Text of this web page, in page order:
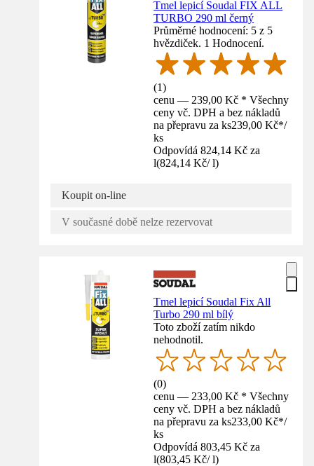
Tmel lepicí Soudal FIX ALL
TURBO 290 ml černý
Průměrné hodnocení: 5 z 5
hvězdiček. 1 Hodnocení.
(1)
cenu — 239,00 Kč * Všechny
ceny vč. DPH a bez nákladů
na přepravu za ks239,00 Kč*/
ks
Odpovídá 824,14 Kč za
l(824,14 Kč/ l)
Koupit on-line
V současné době nelze rezervovat
Tmel lepicí Soudal Fix All
Turbo 290 ml bílý
Toto zboží zatím nikdo
nehodnotil.
(0)
cenu — 233,00 Kč * Všechny
ceny vč. DPH a bez nákladů
na přepravu za ks233,00 Kč*/
ks
Odpovídá 803,45 Kč za
l(803,45 Kč/ l)